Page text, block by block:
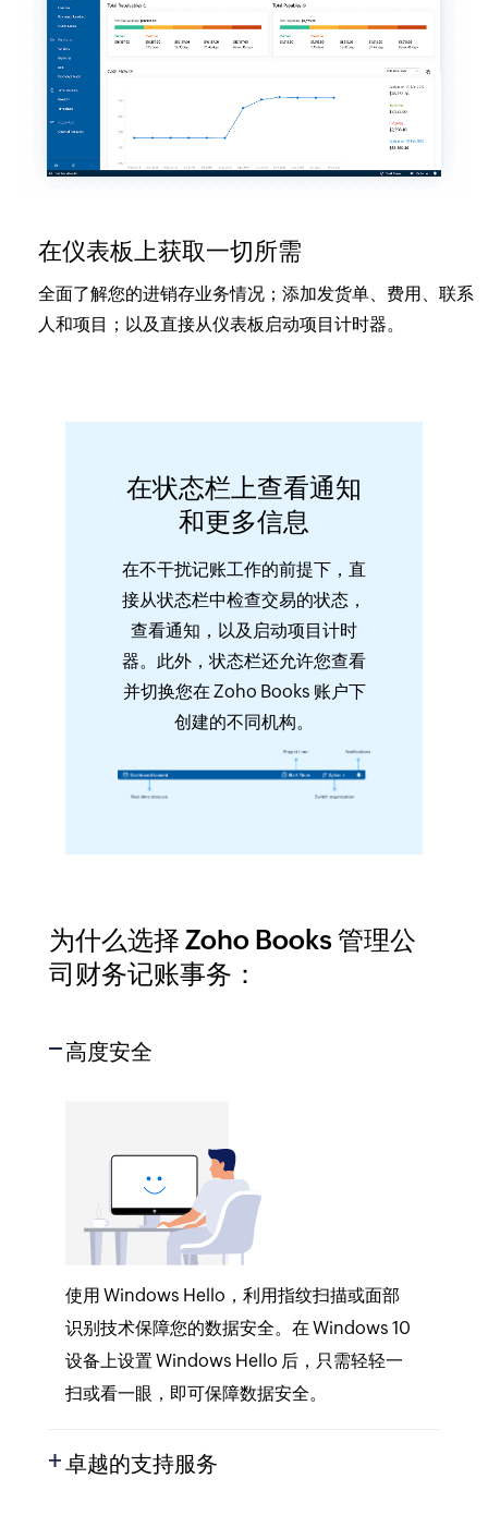
在仪表板上获取一切所需
全面了解您的进销存业务情况；添加发货单、费用、联系
人和项目；以及直接从仪表板启动项目计时器。
在状态栏上查看通知
和更多信息
在不干扰记账工作的前提下，直
接从状态栏中检查交易的状态，
查看通知，以及启动项目计时
器。此外，状态栏还允许您查看
并切换您在 Zoho Books 账户下
创建的不同机构。
为什么选择 Zoho Books 管理公
司财务记账事务：
高度安全
使用 Windows Hello，利用指纹扫描或面部
识别技术保障您的数据安全。在 Windows 10
设备上设置 Windows Hello 后，只需轻轻一
扫或看一眼，即可保障数据安全。
卓越的支持服务